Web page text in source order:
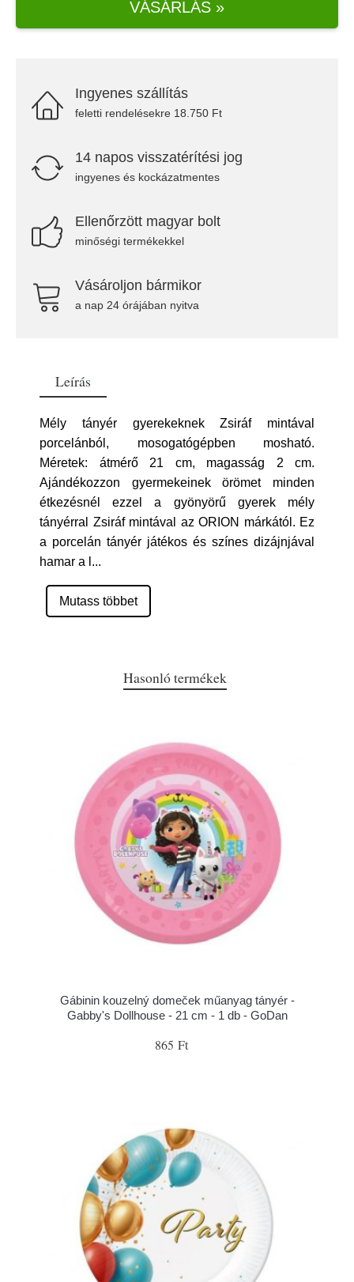
VÁSÁRLÁS »
Ingyenes szállítás
feletti rendelésekre 18.750 Ft
14 napos visszatérítési jog
ingyenes és kockázatmentes
Ellenőrzött magyar bolt
minőségi termékekkel
Vásároljon bármikor
a nap 24 órájában nyitva
Leírás
Mély tányér gyerekeknek Zsiráf mintával
porcelánból, mosogatógépben mosható.
Méretek: átmérő 21 cm, magasság 2 cm.
Ajándékozzon gyermekeinek örömet minden
étkezésnél ezzel a gyönyörű gyerek mély
tányérral Zsiráf mintával az ORION márkától. Ez
a porcelán tányér játékos és színes dizájnjával
hamar a l ...
Mutass többet
Hasonló termékek
Gábinin kouzelný domeček műanyag tányér -
Gabby's Dollhouse - 21 cm - 1 db - GoDan
865 Ft